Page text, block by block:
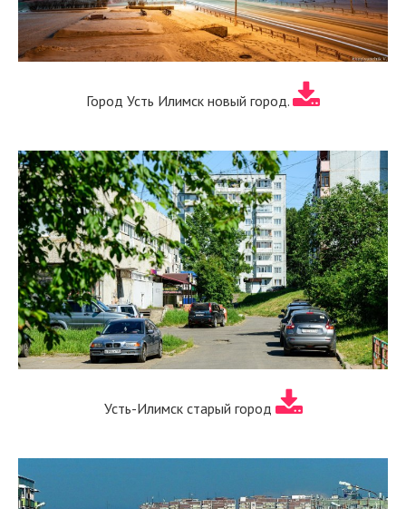
Город Усть Илимск новый город.
Усть-Илимск старый город